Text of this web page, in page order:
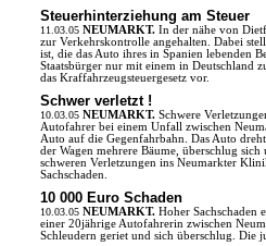
Steuerhinterziehung am Steuer
11.03.05 NEUMARKT. In der nähe von
zur Verkehrskontrolle angehalten. Dabei
ist, die das Auto ihres in Spanien lebenden
Staatsbürger nur mit einem in Deutschland
das Kraffahrzeugsteuergesetz vor.
Schwer verletzt !
10.03.05 NEUMARKT. Schwere
Autofahrer bei einem Unfall zwischen
Auto auf die Gegenfahrbahn. Das Auto
der Wagen mehrere Bäume, überschlug
schweren Verletzungen ins Neumarkter
Sachschaden.
10 000 Euro Schaden
10.03.05 NEUMARKT. Hoher Sachschaden
einer 20jährige Autofahrerin zwischen
Schleudern geriet und sich überschlug. Die